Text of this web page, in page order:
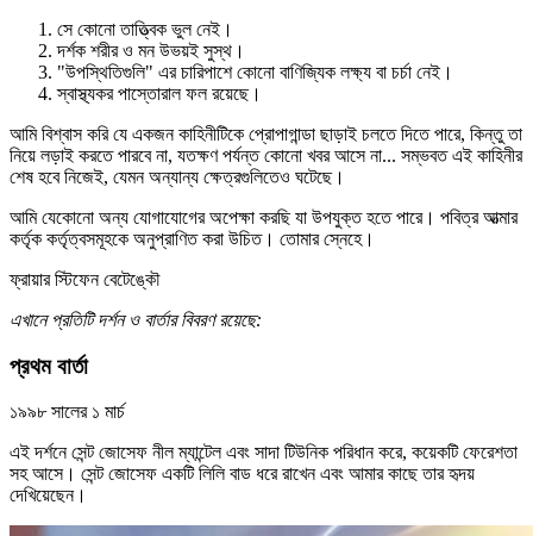
সে কোনো তাত্ত্বিক ভুল নেই।
দর্শক শরীর ও মন উভয়ই সুস্থ।
"উপস্থিতিগুলি" এর চারিপাশে কোনো বাণিজ্যিক লক্ষ্য বা চর্চা নেই।
স্বাস্থ্যকর পাস্তোরাল ফল রয়েছে।
আমি বিশ্বাস করি যে একজন কাহিনীটিকে প্রোপাগান্ডা ছাড়াই চলতে দিতে পারে, কিন্তু তা
নিয়ে লড়াই করতে পারবে না, যতক্ষণ পর্যন্ত কোনো খবর আসে না... সম্ভবত এই কাহিনীর
শেষ হবে নিজেই, যেমন অন্যান্য ক্ষেত্রগুলিতেও ঘটেছে।
আমি যেকোনো অন্য যোগাযোগের অপেক্ষা করছি যা উপযুক্ত হতে পারে। পবিত্র আত্মার
কর্তৃক কর্তৃত্বসমূহকে অনুপ্রাণিত করা উচিত। তোমার স্নেহে।
ফ্রায়ার স্টিফেন বেটেঙ্কৌ
এখানে প্রতিটি দর্শন ও বার্তার বিবরণ রয়েছে:
প্রথম বার্তা
১৯৯৮ সালের ১ মার্চ
এই দর্শনে সেন্ট জোসেফ নীল ম্যান্টেল এবং সাদা টিউনিক পরিধান করে, কয়েকটি ফেরেশতা
সহ আসে। সেন্ট জোসেফ একটি লিলি বাড ধরে রাখেন এবং আমার কাছে তার হৃদয়
দেখিয়েছেন।